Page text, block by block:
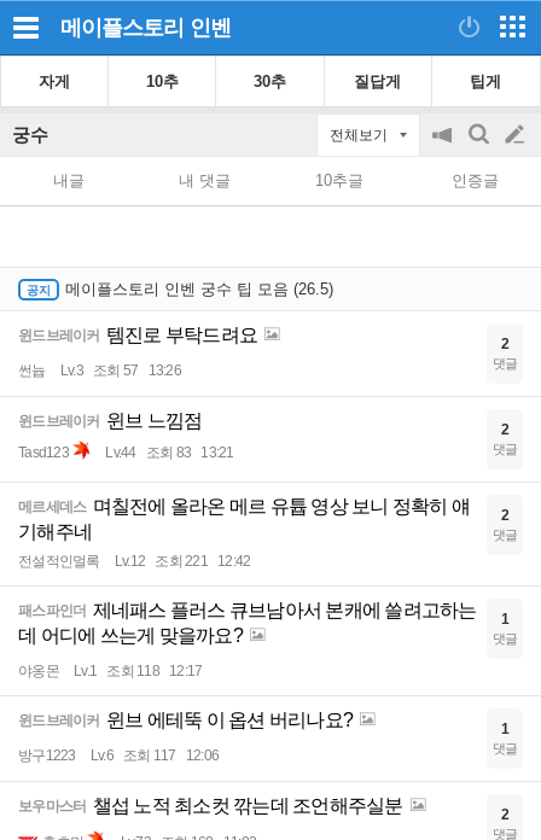
메이플스토리 인벤
자게 10추 30추 질답게 팁게
궁수 전체보기
공
on/off
검
색
글
쓰
내글 내 댓글 10추글 인증글
메이플스토리 인벤 궁수 팁 모음 (26.5)
윈드브레이커 템진로 부탁드려요
썬늅 Lv.3 조회 57 13:26
2
댓글
윈드브레이커 윈브 느낌점
Tasd123 Lv.44 조회 83 13:21
2
댓글
메르세데스 며칠전에 올라온 메르 유튭 영상 보니 정확히 얘
기해주네
전설적인멀록 Lv.12 조회 221 12:42
2
댓글
패스파인더 제네패스 플러스 큐브남아서 본캐에 쓸려고하는
데 어디에 쓰는게 맞을까요?
야옹몬 Lv.1 조회 118 12:17
1
댓글
윈드브레이커 윈브 에테뚝 이 옵션 버리나요?
방구1223 Lv.6 조회 117 12:06
1
댓글
보우마스터 챌섭 노적 최소컷 깎는데 조언해주실분 2
댓글